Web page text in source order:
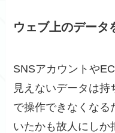
ウェブ上のデータ
SNSアカウントや
見えないデータは持
で操作できなくなる
いたかも故人にしか